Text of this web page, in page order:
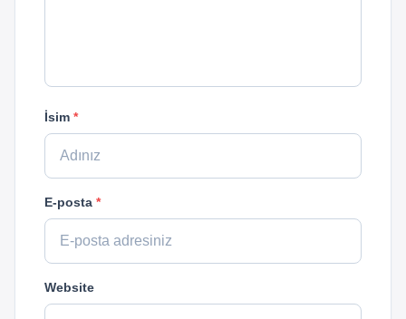
İsim *
E-posta *
Website